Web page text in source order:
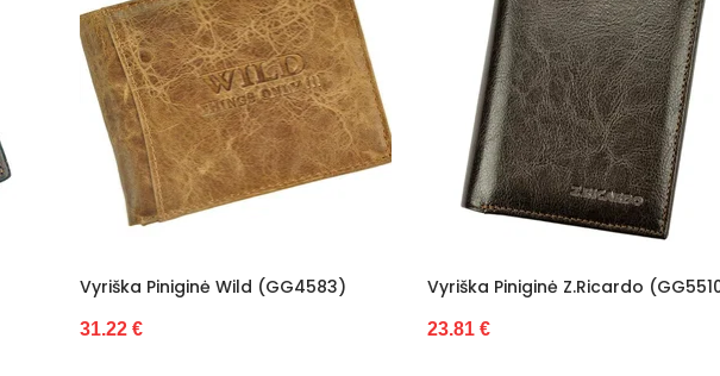
Vyriška Piniginė Z.Ricardo (GG5510)
23.81 €
Vyriška Piniginė Iš Natūralios